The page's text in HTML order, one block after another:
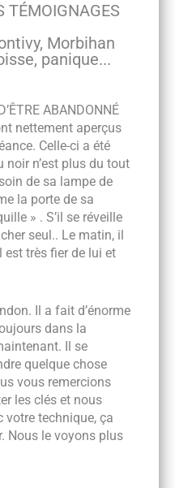
TÉMOIGNAGES
Morbihan
panique...
ABANDONNÉ
nettement aperçus
Celle-ci a été
noir n’est plus du tout
de sa lampe de
la porte de sa
» . S’il se réveille
seul.. Le matin, il
est très fier de lui et
Il a fait d’énorme
dans la
Il se
quelque chose
vous remercions
les clés et nous
votre technique, ça
Nous le voyons plus